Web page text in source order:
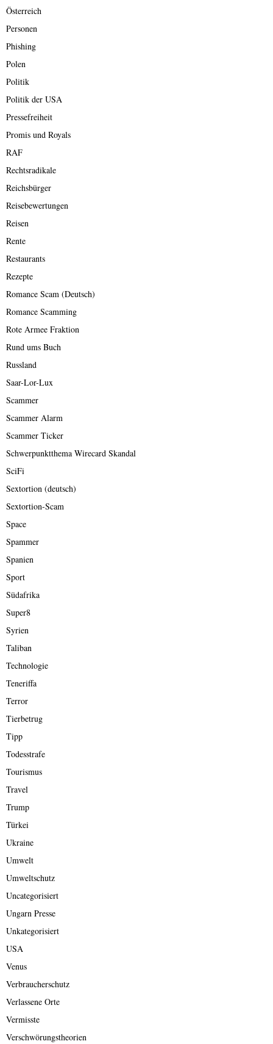
Österreich
Personen
Phishing
Polen
Politik
Politik der USA
Pressefreiheit
Promis und Royals
RAF
Rechtsradikale
Reichsbürger
Reisebewertungen
Reisen
Rente
Restaurants
Rezepte
Romance Scam (Deutsch)
Romance Scamming
Rote Armee Fraktion
Rund ums Buch
Russland
Saar-Lor-Lux
Scammer
Scammer Alarm
Scammer Ticker
Schwerpunktthema Wirecard Skandal
SciFi
Sextortion (deutsch)
Sextortion-Scam
Space
Spammer
Spanien
Sport
Südafrika
Super8
Syrien
Taliban
Technologie
Teneriffa
Terror
Tierbetrug
Tipp
Todesstrafe
Tourismus
Travel
Trump
Türkei
Ukraine
Umwelt
Umweltschutz
Uncategorisiert
Ungarn Presse
Unkategorisiert
USA
Venus
Verbraucherschutz
Verlassene Orte
Vermisste
Verschwörungstheorien